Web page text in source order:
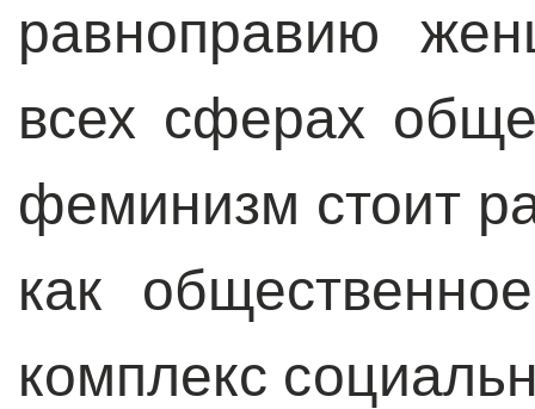
равноправию
всех сферах
феминизм стоит
как
комплекс